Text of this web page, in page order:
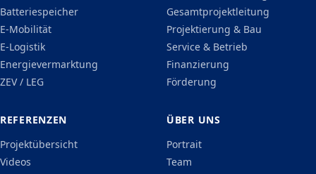
Batteriespeicher
E-Mobilität
E-Logistik
Energievermarktung
ZEV / LEG
Gesamtprojektleitung
Projektierung & Bau
Service & Betrieb
Finanzierung
Förderung
REFERENZEN
Projektübersicht
Videos
ÜBER UNS
Portrait
Team